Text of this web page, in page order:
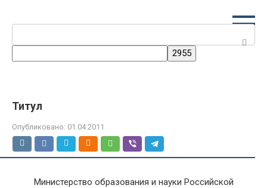
Титул
Опубликовано: 01.04.2011
Министерство образования и науки Российской